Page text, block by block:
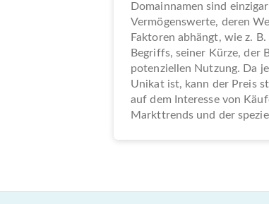
Domainnamen sind
Vermögenswerte, deren
Faktoren abhängt, wie z.
Begriffs, seiner Kürze, der
potenziellen Nutzung. Da
Unikat ist, kann der Preis
auf dem Interesse von
Markttrends und der